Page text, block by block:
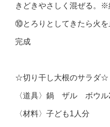
きどきやさしく混ぜる。※
⑩とろりとしてきたら火を
完成
☆切り干し大根のサラダ☆
〈道具〉鍋 ザル ボウル
〈材料〉子ども1人分